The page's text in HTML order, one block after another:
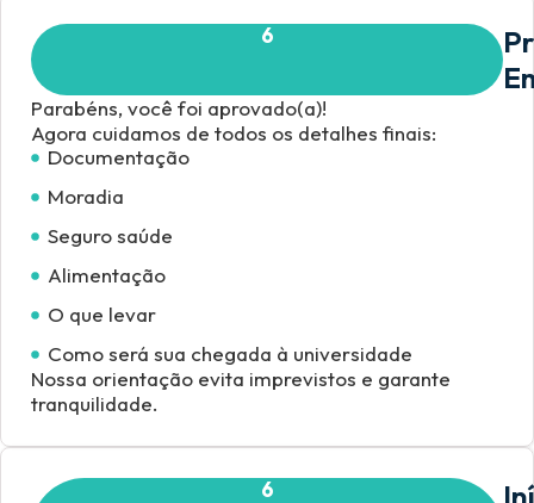
6
Parabéns, você foi aprovado(a)!
Agora cuidamos de todos os detalhes finais:
Documentação
Moradia
Seguro saúde
Alimentação
O que levar
Como será sua chegada à universidade
Nossa orientação evita imprevistos e garante
tranquilidade.
6